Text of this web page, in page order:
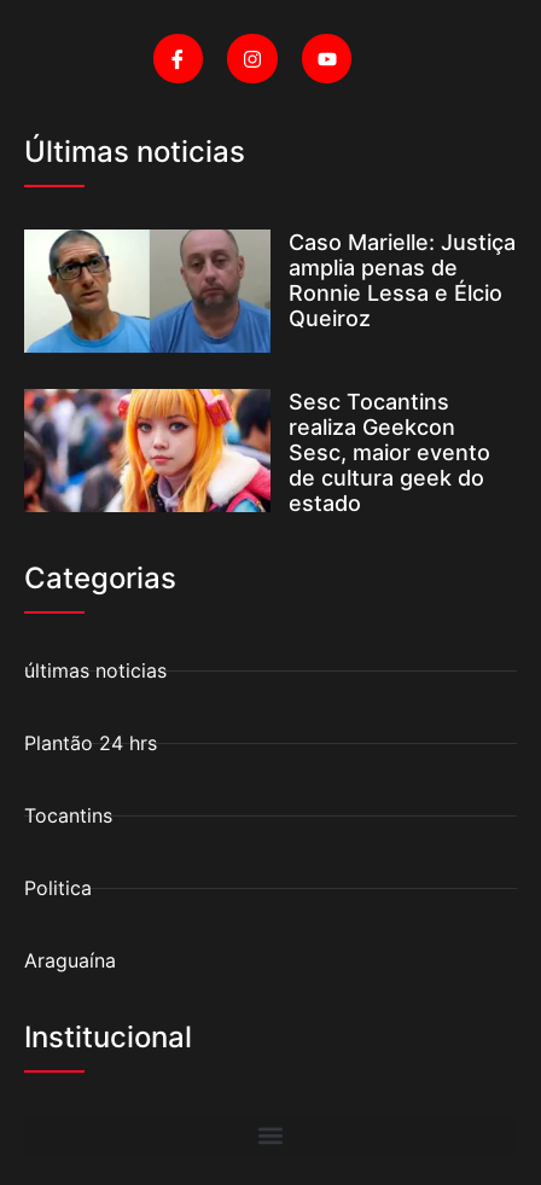
Últimas noticias
Caso Marielle: Justiça
amplia penas de
Ronnie Lessa e Élcio
Queiroz
Sesc Tocantins
realiza Geekcon
Sesc, maior evento
de cultura geek do
estado
Categorias
últimas noticias
Plantão 24 hrs
Tocantins
Politica
Araguaína
Institucional